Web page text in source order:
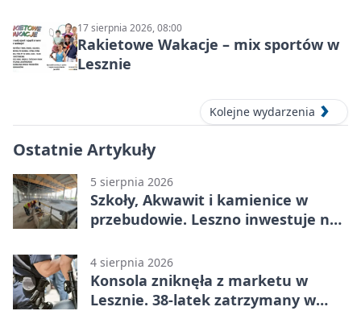
17 sierpnia 2026, 08:00
Rakietowe Wakacje – mix sportów w
Lesznie
Kolejne wydarzenia
Ostatnie Artykuły
5 sierpnia 2026
Szkoły, Akwawit i kamienice w
przebudowie. Leszno inwestuje na
4 sierpnia 2026
Konsola zniknęła z marketu w
Lesznie. 38-latek zatrzymany w